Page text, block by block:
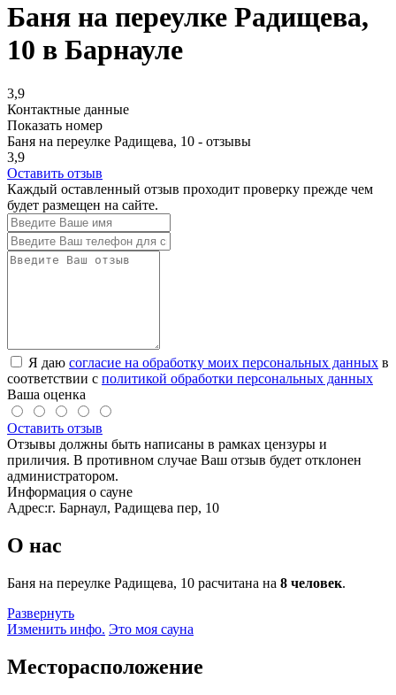
Баня на переулке Радищева,
10 в Барнауле
3,9
Контактные данные
Показать номер
Баня на переулке Радищева, 10 - отзывы
3,9
Оставить отзыв
Каждый оставленный отзыв проходит проверку прежде чем
будет размещен на сайте.
Я даю согласие на обработку моих персональных данных в
соответствии с политикой обработки персональных данных
Ваша оценка
Оставить отзыв
Отзывы должны быть написаны в рамках цензуры и
приличия. В противном случае Ваш отзыв будет отклонен
администратором.
Информация о сауне
Адрес:г. Барнаул, Радищева пер, 10
О нас
Баня на переулке Радищева, 10 расчитана на 8 человек.
Развернуть
Изменить инфо. Это моя сауна
Месторасположение